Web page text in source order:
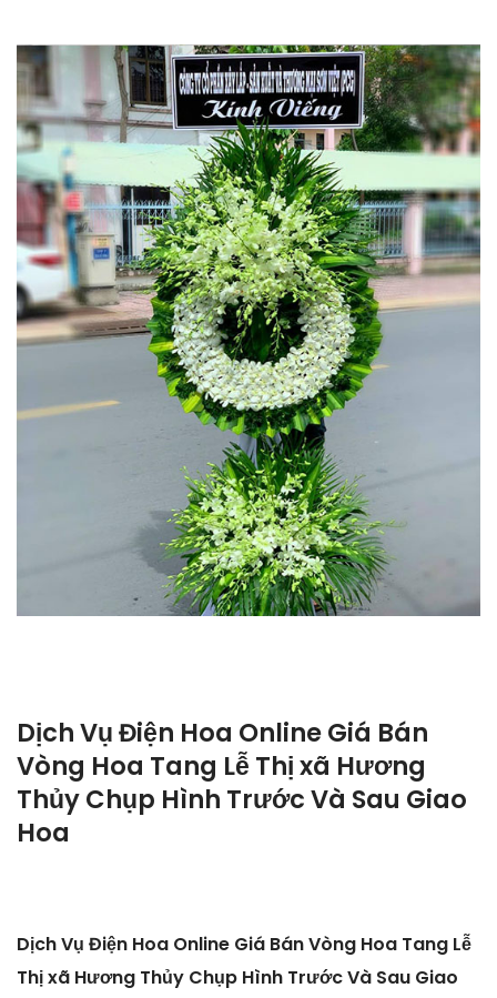
Dịch Vụ Điện Hoa Online Giá Bán
Vòng Hoa Tang Lễ Thị xã Hương
Thủy Chụp Hình Trước Và Sau Giao
Hoa
Dịch Vụ Điện Hoa Online Giá Bán Vòng Hoa Tang Lễ
Thị xã Hương Thủy Chụp Hình Trước Và Sau Giao